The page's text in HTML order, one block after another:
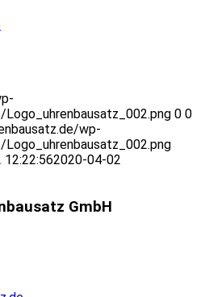
0 0
wp-
2020-04-02
GmbH